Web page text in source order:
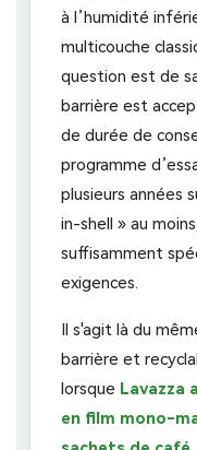
à l’humidité
multicouche
question est de
barrière est
de durée de
programme
plusieurs années
in-shell » au
suffisamment
exigences.
Il s'agit là du
barrière et
lorsque Lavazza
en film mono-